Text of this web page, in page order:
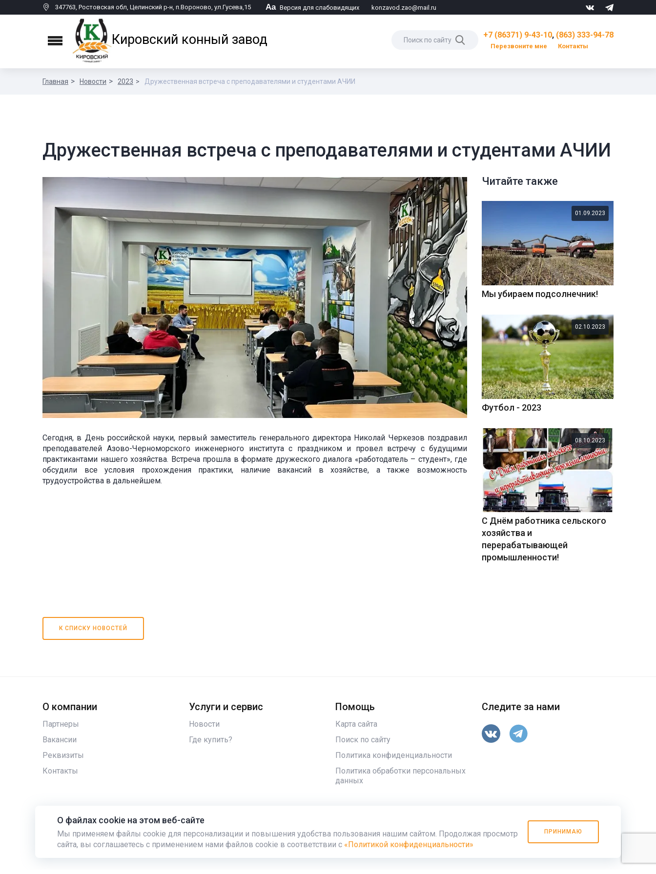
347763, Ростовская обл, Целинский р-н, п.Вороново, ул.Гусева,15 Аа Версия для слабовидящих konzavod.zao@mail.ru
Menu Кировский конный завод +7 (86371) 9-43-10, (863) 333-94-78
Перезвоните мне Контакты
Главная Новости 2023 Дружественная встреча с преподавателями и студентами АЧИИ
Дружественная встреча с преподавателями и студентами АЧИИ
Сегодня, в День российской науки, первый заместитель генерального директора Николай Черкезов поздравил
преподавателей Азово-Черноморского инженерного института с праздником и провел встречу с будущими
практикантами нашего хозяйства. Встреча прошла в формате дружеского диалога «работодатель – студент», где
обсудили все условия прохождения практики, наличие вакансий в хозяйстве, а также возможность
трудоустройства в дальнейшем.
Читайте также
01.09.2023
Мы убираем подсолнечник!
02.10.2023
Футбол - 2023
08.10.2023
С Днём работника сельского
хозяйства и
перерабатывающей
промышленности!
К СПИСКУ НОВОСТЕЙ
О компании
Партнеры
Вакансии
Реквизиты
Контакты
Услуги и сервис
Новости
Где купить?
Помощь
Карта сайта
Поиск по сайту
Политика конфиденциальности
Политика обработки персональных
данных
Следите за нами
347763, Ростовская обл, Целинский р-н, п.Вороново, ул.Гусева,15
© 2026. Все права защищены.
+7 (86371) 9-43-10 ,(863) 333-94-78
Работает наМибок: Универсальный корпоративный сайт с каталогом
О файлах cookie на этом веб-сайте
Мы применяем файлы cookie для персонализации и повышения удобства пользования нашим сайтом. Продолжая просмотр
сайта, вы соглашаетесь с применением нами файлов cookie в соответствии с «Политикой конфиденциальности»
ПРИНИМАЮ